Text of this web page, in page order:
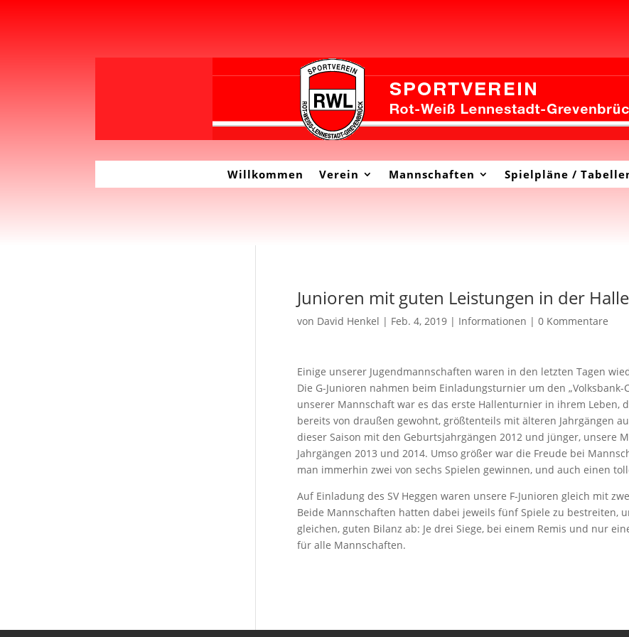
Willkommen Verein Mannschaften Spielpläne /
Junioren mit guten Leistungen in der Halle
von David Henkel | Feb. 4, 2019| Informationen | 0 Kommentare
Einige unserer Jugendmannschaften waren in den letzten Tagen
Die G-Junioren nahmen beim Einladungsturnier um den
unserer Mannschaft war es das erste Hallenturnier in ihrem Leben,
bereits von draußen gewohnt, größtenteils mit älteren Jahrgängen
dieser Saison mit den Geburtsjahrgängen 2012 und jünger, unsere
Jahrgängen 2013 und 2014. Umso größer war die Freude bei
man immerhin zwei von sechs Spielen gewinnen, und auch einen
Auf Einladung des SV Heggen waren unsere F-Junioren gleich mit
Beide Mannschaften hatten dabei jeweils fünf Spiele zu bestreiten,
gleichen, guten Bilanz ab: Je drei Siege, bei einem Remis und nur
für alle Mannschaften.